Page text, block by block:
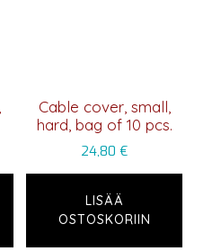
Cable cover, small,
hard, bag of 10 pcs.
24,80€
LISÄÄ
OSTOSKORIIN